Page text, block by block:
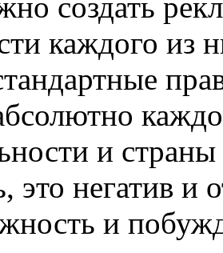
каждого из
и
это негатив и
и